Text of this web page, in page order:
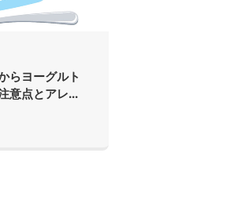
らヨーグルト
意点とアレ...